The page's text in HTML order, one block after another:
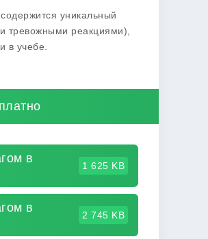
уникальный
тревожными реакциями),
в учебе.
в
1 625 KB
в
2 745 KB